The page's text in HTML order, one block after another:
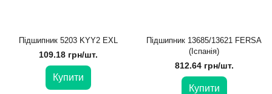
Підшипник 5203 KYY2 EXL
109.18 грн/шт.
Купити
Підшипник 13685/13621 FЕRSA
(Іспанія)
812.64 грн/шт.
Купити